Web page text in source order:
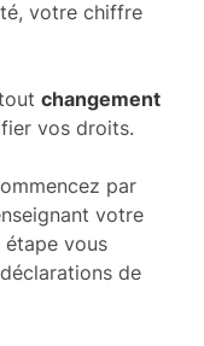
votre chiffre
changement
vos droits.
par
votre
étape vous
de